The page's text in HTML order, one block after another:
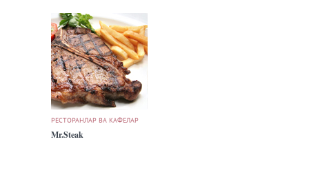
РЕСТОРАНЛАР ВА КАФЕЛАР
Mr.Steak